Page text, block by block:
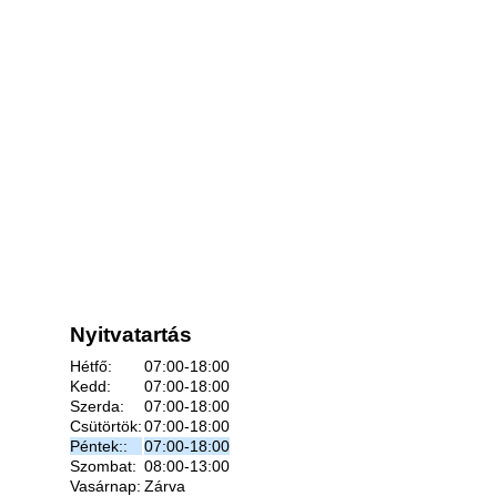
Nyitvatartás
Hétfő:
07:00-18:00
Kedd:
07:00-18:00
Szerda:
07:00-18:00
Csütörtök:07:00-18:00
Péntek::
07:00-18:00
Szombat: 08:00-13:00
Vasárnap: Zárva